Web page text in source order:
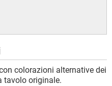
colorazioni alternative dei
tavolo originale.